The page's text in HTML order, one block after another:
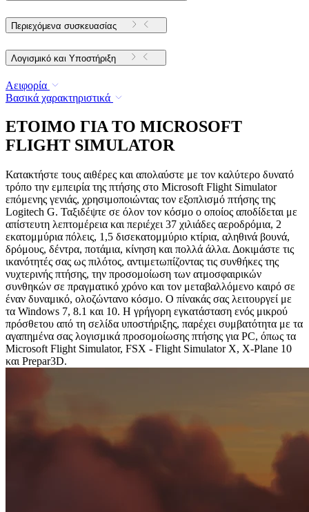
Περιεχόμενα συσκευασίας
Λογισμικό και Υποστήριξη
Αειφορία
Βασικά χαρακτηριστικά
ΕΤΟΙΜΟ ΓΙΑ ΤΟ MICROSOFT
FLIGHT SIMULATOR
Κατακτήστε τους αιθέρες και απολαύστε με τον καλύτερο δυνατό
τρόπο την εμπειρία της πτήσης στο Microsoft Flight Simulator
επόμενης γενιάς, χρησιμοποιώντας τον εξοπλισμό πτήσης της
Logitech G. Ταξιδέψτε σε όλον τον κόσμο ο οποίος αποδίδεται με
απίστευτη λεπτομέρεια και περιέχει 37 χιλιάδες αεροδρόμια, 2
εκατομμύρια πόλεις, 1,5 δισεκατομμύριο κτίρια, αληθινά βουνά,
δρόμους, δέντρα, ποτάμια, κίνηση και πολλά άλλα. Δοκιμάστε τις
ικανότητές σας ως πιλότος, αντιμετωπίζοντας τις συνθήκες της
νυχτερινής πτήσης, την προσομοίωση των ατμοσφαιρικών
συνθηκών σε πραγματικό χρόνο και τον μεταβαλλόμενο καιρό σε
έναν δυναμικό, ολοζώντανο κόσμο. Ο πίνακάς σας λειτουργεί με
τα Windows 7, 8.1 και 10. Η γρήγορη εγκατάσταση ενός μικρού
πρόσθετου από τη σελίδα υποστήριξης, παρέχει συμβατότητα με τα
αγαπημένα σας λογισμικά προσομοίωσης πτήσης για PC, όπως τα
Microsoft Flight Simulator, FSX - Flight Simulator X, X-Plane 10
και Prepar3D.